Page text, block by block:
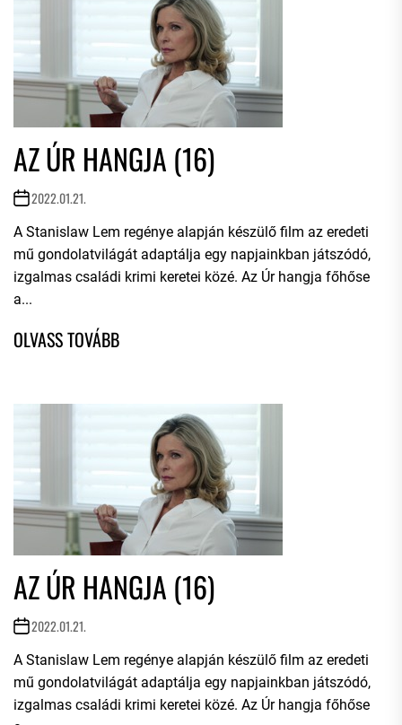
AZ ÚR HANGJA (16)
2022.01.21.
A Stanislaw Lem regénye alapján készülő film az eredeti
mű gondolatvilágát adaptálja egy napjainkban játszódó,
izgalmas családi krimi keretei közé. Az Úr hangja főhőse
a...
AZ ÚR HANGJA (16)
2022.01.21.
A Stanislaw Lem regénye alapján készülő film az eredeti
mű gondolatvilágát adaptálja egy napjainkban játszódó,
izgalmas családi krimi keretei közé. Az Úr hangja főhőse